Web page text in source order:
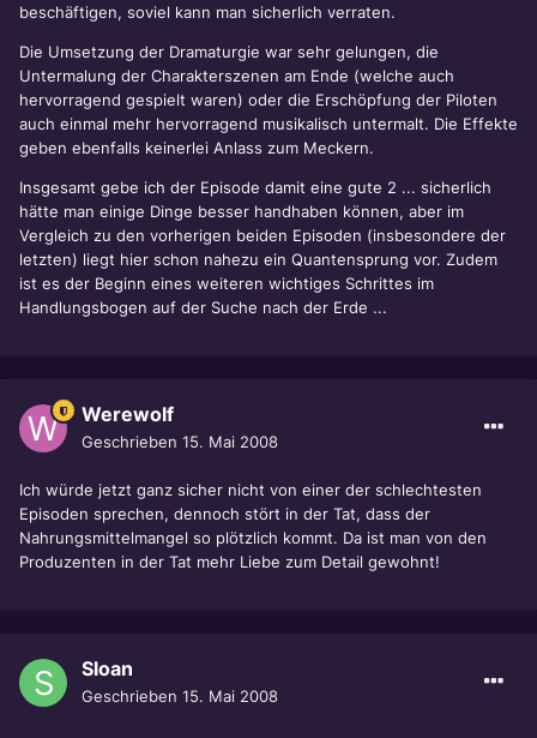
beschäftigen, soviel kann man sicherlich verraten.
Die Umsetzung der Dramaturgie war sehr gelungen, die
Untermalung der Charakterszenen am Ende (welche auch
hervorragend gespielt waren) oder die Erschöpfung der Piloten
auch einmal mehr hervorragend musikalisch untermalt. Die Effekte
geben ebenfalls keinerlei Anlass zum Meckern.
Insgesamt gebe ich der Episode damit eine gute 2 ... sicherlich
hätte man einige Dinge besser handhaben können, aber im
Vergleich zu den vorherigen beiden Episoden (insbesondere der
letzten) liegt hier schon nahezu ein Quantensprung vor. Zudem
ist es der Beginn eines weiteren wichtiges Schrittes im
Handlungsbogen auf der Suche nach der Erde ...
Werewolf
Geschrieben 15. Mai 2008
Ich würde jetzt ganz sicher nicht von einer der schlechtesten
Episoden sprechen, dennoch stört in der Tat, dass der
Nahrungsmittelmangel so plötzlich kommt. Da ist man von den
Produzenten in der Tat mehr Liebe zum Detail gewohnt!
Sloan
Geschrieben 15. Mai 2008